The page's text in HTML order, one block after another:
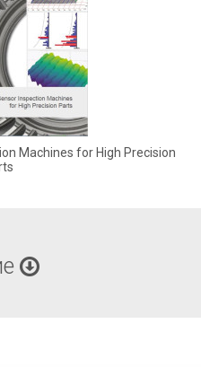
Machines for High Precision